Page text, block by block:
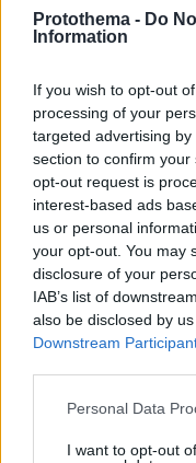
Protothema - Do
Information
If you wish to opt-out
processing of your
targeted advertising
section to confirm
opt-out request is
interest-based ads
us or personal
your opt-out. You may
disclosure of your
IAB’s list of
also be disclosed by
Downstream
Please note that this
not limited to your visit
Personal Data
I want to opt-out
σερβιτόροι κ.ά.,
συγκεκριμένο
τις Αρχές, αφού
καμαριέρες
γυναίκες
Από την άλλη, οι
στους πελάτες ή
φορολογικών
συγκεκριμένων
κρύβονται
τσέπη μαύρο
μικροσκόπιο.